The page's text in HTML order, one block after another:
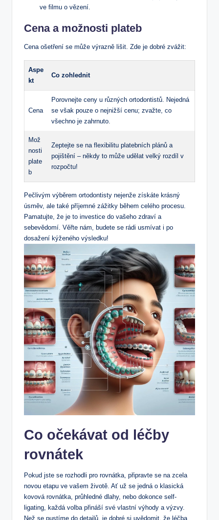
ve filmu o vězení.
Cena a možnosti plateb
Cena ošetření se může výrazně lišit. Zde je dobré zvážit:
Aspe
kt
Co zohlednit
Cena
Porovnejte ceny u různých ortodontistů. Nejedná
se však pouze o nejnižší cenu; zvažte, co
všechno je zahrnuto.
Mož
nosti
plate
b
Zeptejte se na flexibilitu platebních plánů a
pojištění – někdy to může udělat velký rozdíl v
rozpočtu!
Pečlivým výběrem ortodontisty nejenže získáte krásný
úsměv, ale také příjemné zážitky během celého procesu.
Pamatujte, že je to investice do vašeho zdraví a
sebevědomí. Věřte nám, budete se rádi usmívat i po
dosažení kýženého výsledku!
Co očekávat od léčby
rovnátek
Pokud jste se rozhodli pro rovnátka, připravte se na zcela
novou etapu ve vašem životě. Ať už se jedná o klasická
kovová rovnátka, průhledné dlahy, nebo dokonce self-
ligating, každá volba přináší své vlastní výhody a výzvy.
Než se pustíme do detailů, je dobré si uvědomit, že léčba